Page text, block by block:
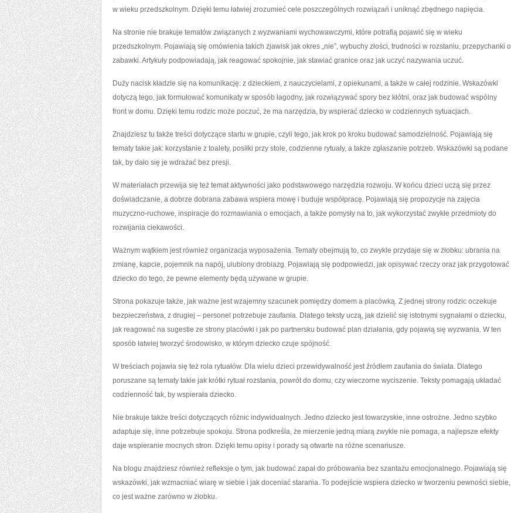
w wieku przedszkolnym. Dzięki temu łatwiej zrozumieć cele poszczególnych rozwiązań i uniknąć zbędnego napięcia.
Na stronie nie brakuje tematów związanych z wyzwaniami wychowawczymi, które potrafią pojawić się w wieku
przedszkolnym. Pojawiają się omówienia takich zjawisk jak okres „nie”, wybuchy złości, trudności w rozstaniu, przepychanki o
zabawki. Artykuły podpowiadają, jak reagować spokojnie, jak stawiać granice oraz jak uczyć nazywania uczuć.
Duży nacisk kładzie się na komunikację: z dzieckiem, z nauczycielami, z opiekunami, a także w całej rodzinie. Wskazówki
dotyczą tego, jak formułować komunikaty w sposób łagodny, jak rozwiązywać spory bez kłótni, oraz jak budować wspólny
front w domu. Dzięki temu rodzic może poczuć, że ma narzędzia, by wspierać dziecko w codziennych sytuacjach.
Znajdziesz tu także treści dotyczące startu w grupie, czyli tego, jak krok po kroku budować samodzielność. Pojawiają się
tematy takie jak: korzystanie z toalety, posiłki przy stole, codzienne rytuały, a także zgłaszanie potrzeb. Wskazówki są podane
tak, by dało się je wdrażać bez presji.
W materiałach przewija się też temat aktywności jako podstawowego narzędzia rozwoju. W końcu dzieci uczą się przez
doświadczanie, a dobrze dobrana zabawa wspiera mowę i buduje współpracę. Pojawiają się propozycje na zajęcia
muzyczno-ruchowe, inspiracje do rozmawiania o emocjach, a także pomysły na to, jak wykorzystać zwykłe przedmioty do
rozwijania ciekawości.
Ważnym wątkiem jest również organizacja wyposażenia. Tematy obejmują to, co zwykle przydaje się w żłobku: ubrania na
zmianę, kapcie, pojemnik na napój, ulubiony drobiazg. Pojawiają się podpowiedzi, jak opisywać rzeczy oraz jak przygotować
dziecko do tego, że pewne elementy będą używane w grupie.
Strona pokazuje także, jak ważne jest wzajemny szacunek pomiędzy domem a placówką. Z jednej strony rodzic oczekuje
bezpieczeństwa, z drugiej – personel potrzebuje zaufania. Dlatego teksty uczą, jak dzielić się istotnymi sygnałami o dziecku,
jak reagować na sugestie ze strony placówki i jak po partnersku budować plan działania, gdy pojawią się wyzwania. W ten
sposób łatwiej tworzyć środowisko, w którym dziecko czuje spójność.
W treściach pojawia się też rola rytuałów. Dla wielu dzieci przewidywalność jest źródłem zaufania do świata. Dlatego
poruszane są tematy takie jak krótki rytuał rozstania, powrót do domu, czy wieczorne wyciszenie. Teksty pomagają układać
codzienność tak, by wspierała dziecko.
Nie brakuje także treści dotyczących różnic indywidualnych. Jedno dziecko jest towarzyskie, inne ostrożne. Jedno szybko
adaptuje się, inne potrzebuje spokoju. Strona podkreśla, że mierzenie jedną miarą zwykle nie pomaga, a najlepsze efekty
daje wspieranie mocnych stron. Dzięki temu opisy i porady są otwarte na różne scenariusze.
Na blogu znajdziesz również refleksje o tym, jak budować zapał do próbowania bez szantażu emocjonalnego. Pojawiają się
wskazówki, jak wzmacniać wiarę w siebie i jak doceniać starania. To podejście wspiera dziecko w tworzeniu pewności siebie,
co jest ważne zarówno w żłobku.